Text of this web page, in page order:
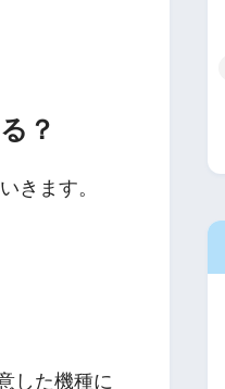
？
きます。
した機種に